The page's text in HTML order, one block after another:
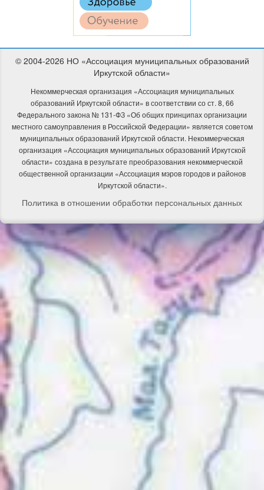
© 2004-2026 НО «Ассоциация муниципальных образований
Иркутской области»
Некоммерческая организация «Ассоциация муниципальных
образований Иркутской области» в соответствии со ст. 8, 66
Федерального закона № 131-ФЗ «Об общих принципах организации
местного самоуправления в Российской Федерации» является советом
муниципальных образований Иркутской области. Некоммерческая
организация «Ассоциация муниципальных образований Иркутской
области» создана в результате преобразования некоммерческой
общественной организации «Ассоциация мэров городов и районов
Иркутской области».
Политика в отношении обработки персональных данных